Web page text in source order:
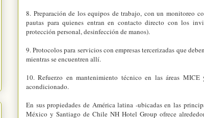
8. Preparación de los equipos de trabajo, con un monitoreo
pautas para quienes entran en contacto directo con los
protección personal, desinfección de manos).
9. Protocolos para servicios con empresas tercerizadas que
mientras se encuentren allí.
10. Refuerzo en mantenimiento técnico en las áreas
acondicionado.
En sus propiedades de América latina -ubicadas en las
México y Santiago de Chile NH Hotel Group ofrece